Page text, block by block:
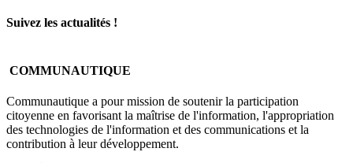
Suivez les actualités !
COMMUNAUTIQUE
Communautique a pour mission de soutenir la participation
citoyenne en favorisant la maîtrise de l'information, l'appropriation
des technologies de l'information et des communications et la
contribution à leur développement.